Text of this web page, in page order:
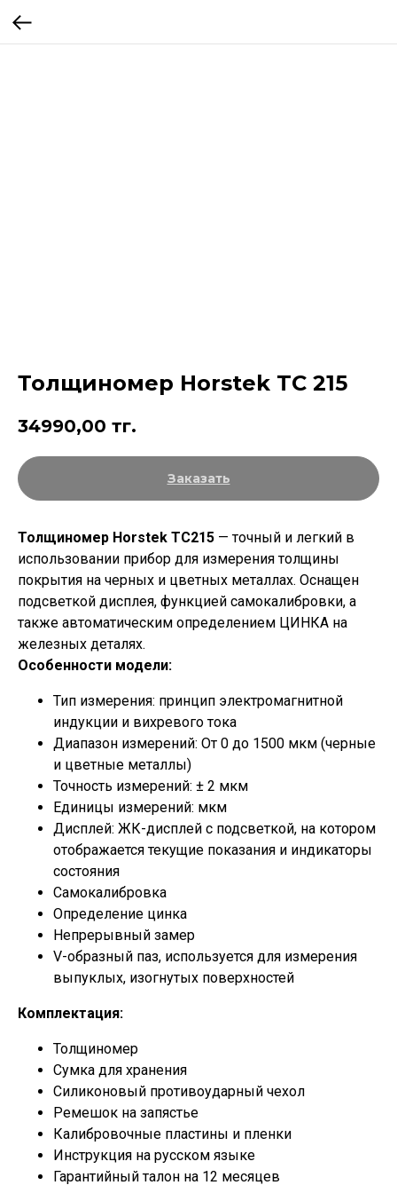
Толщиномер Horstek TС 215
34990,00 тг.
Заказать
Толщиномер Horstek TC215 — точный и легкий в
использовании прибор для измерения толщины
покрытия на черных и цветных металлах. Оснащен
подсветкой дисплея, функцией самокалибровки, а
также автоматическим определением ЦИНКА на
железных деталях.
Особенности модели:
Тип измерения: принцип электромагнитной
индукции и вихревого тока
Диапазон измерений: От 0 до 1500 мкм (черные
и цветные металлы)
Точность измерений: ± 2 мкм
Единицы измерений: мкм
Дисплей: ЖК-дисплей с подсветкой, на котором
отображается текущие показания и индикаторы
состояния
Самокалибровка
Определение цинка
Непрерывный замер
V-образный паз, используется для измерения
выпуклых, изогнутых поверхностей
Комплектация:
Толщиномер
Сумка для хранения
Силиконовый противоударный чехол
Ремешок на запястье
Калибровочные пластины и пленки
Инструкция на русском языке
Гарантийный талон на 12 месяцев